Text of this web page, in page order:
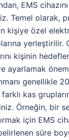
EMS
Temel olarak,
kişiye özel
yerleştirilir.
kişinin
ayarlamak
genellikle
kas
Örneğin, bir
için EMS
süre